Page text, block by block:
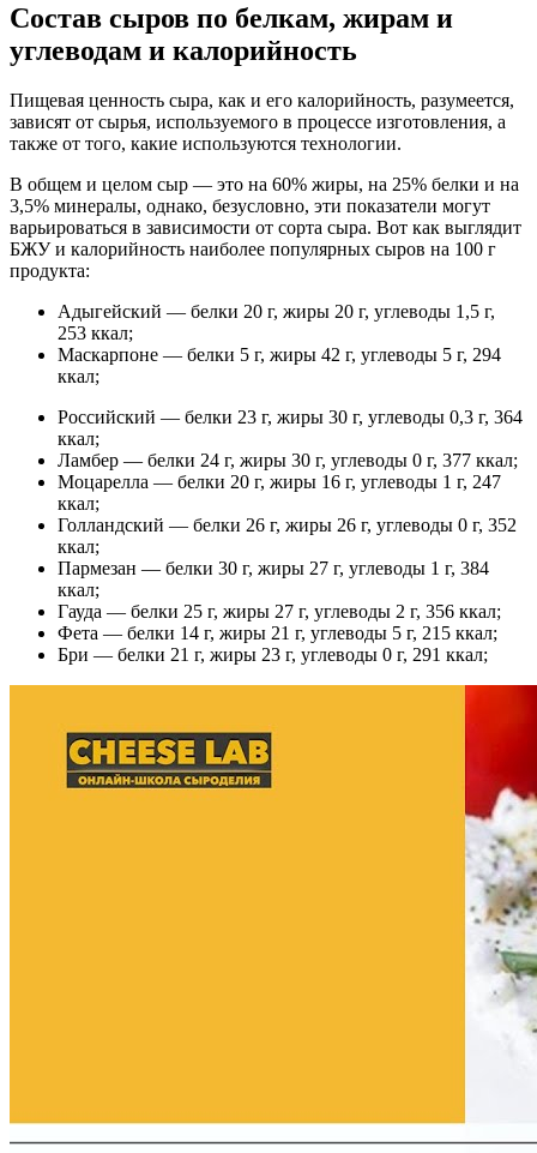
Состав сыров по белкам, жирам и
углеводам и калорийность
Пищевая ценность сыра, как и его калорийность, разумеется,
зависят от сырья, используемого в процессе изготовления, а
также от того, какие используются технологии.
В общем и целом сыр — это на 60% жиры, на 25% белки и на
3,5% минералы, однако, безусловно, эти показатели могут
варьироваться в зависимости от сорта сыра. Вот как выглядит
БЖУ и калорийность наиболее популярных сыров на 100 г
продукта:
Адыгейский — белки 20 г, жиры 20 г, углеводы 1,5 г,
253 ккал;
Маскарпоне — белки 5 г, жиры 42 г, углеводы 5 г, 294
ккал;
Российский — белки 23 г, жиры 30 г, углеводы 0,3 г, 364
ккал;
Ламбер — белки 24 г, жиры 30 г, углеводы 0 г, 377 ккал;
Моцарелла — белки 20 г, жиры 16 г, углеводы 1 г, 247
ккал;
Голландский — белки 26 г, жиры 26 г, углеводы 0 г, 352
ккал;
Пармезан — белки 30 г, жиры 27 г, углеводы 1 г, 384
ккал;
Гауда — белки 25 г, жиры 27 г, углеводы 2 г, 356 ккал;
Фета — белки 14 г, жиры 21 г, углеводы 5 г, 215 ккал;
Бри — белки 21 г, жиры 23 г, углеводы 0 г, 291 ккал;